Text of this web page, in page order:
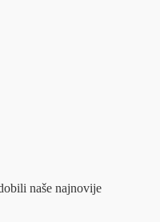
naše najnovije